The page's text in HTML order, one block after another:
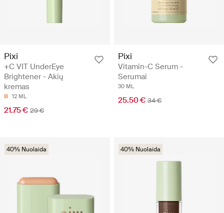
Pixi
+C VIT UnderEye
Brightener - Akių
kremas
12 ML
21.75 € 29 €
Pixi
Vitamin-C Serum -
Serumai
30 ML
25.50 € 34 €
40% Nuolaida 40% Nuolaida